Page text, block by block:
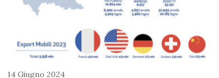
14 Giugno 2024